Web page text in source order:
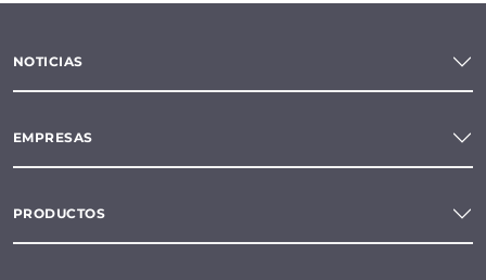
NOTICIAS
EMPRESAS
PRODUCTOS